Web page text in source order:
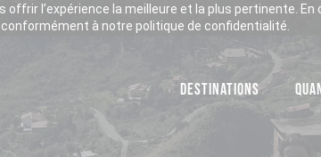
offrir l’expérience la meilleure et la plus pertinente.
à notre politique de confidentialité.
DESTINATIONS